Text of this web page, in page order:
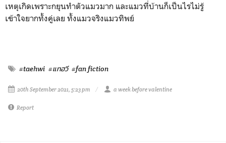
เหตุเกิดเพราะกยุนทำตัวแมวมาก และแมวที่บ้านก็เป็นไรไม่รู้
เข้าใจยากทั้งคู่เลย ทั้งแมวจริงแมวทิพย์
#taehwi #แทฮวี #fan fiction
20th September 2021, 5:23 pm a week before valentine
Report